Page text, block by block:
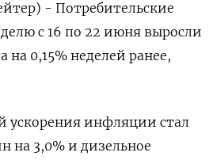
- Потребительские
с ‌16 по 22 июня выросли
на ​0,15% неделей ​ранее,
⁠ускорения инфляции ‌стал
на 3,0% и дизельное